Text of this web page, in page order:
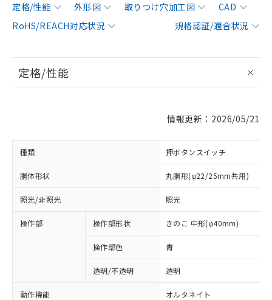
定格/性能 外形図 取りつけ穴加工図
CAD
RoHS/REACH対応状況
規格認証/適合状況
定格/性能
情報更新：2026/05/21
種類 押ボタンスイッチ
胴体形状 丸胴形(φ22/25mm共用)
照光/非照光 照光
操作部 操作部形状 きのこ 中形(φ40mm)
操作部色 青
透明/不透明 透明
動作機能 オルタネイト